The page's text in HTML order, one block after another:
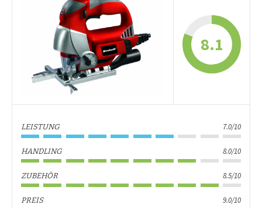
8.1
LEISTUNG 7.0/10
HANDLING 8.0/10
ZUBEHÖR 8.5/10
PREIS 9.0/10